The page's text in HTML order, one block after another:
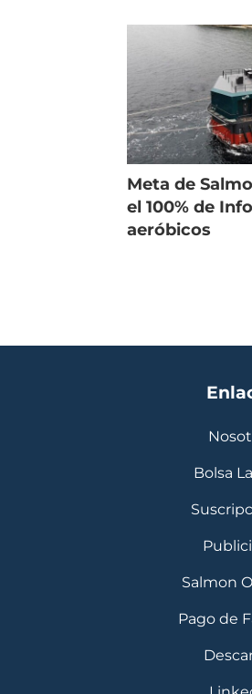
Meta de
el 100% de
aeróbicos
Bolsa
Salmon
Pago de